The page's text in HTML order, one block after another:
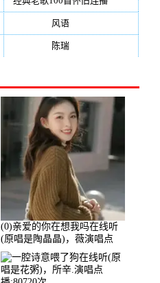
风语(132)
陈瑞(128)
(0)亲爱的你在想我吗在线听
(原唱是陶晶晶)，薇演唱点
播:159722次